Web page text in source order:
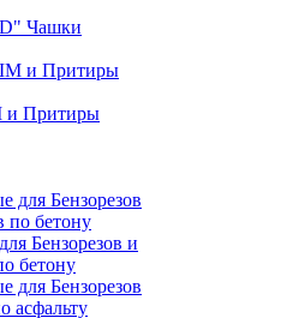
Чашки
Притиры
Бензорезов и
бетону